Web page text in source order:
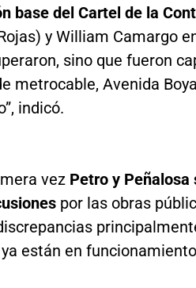
base del Cartel de la
y William Camargo
sino que fueron
metrocable, Avenida
indicó.
vez Petro y
por las obras
están en